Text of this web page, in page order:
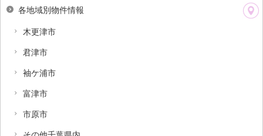
各地域別物件情報
木更津市
君津市
袖ケ浦市
富津市
市原市